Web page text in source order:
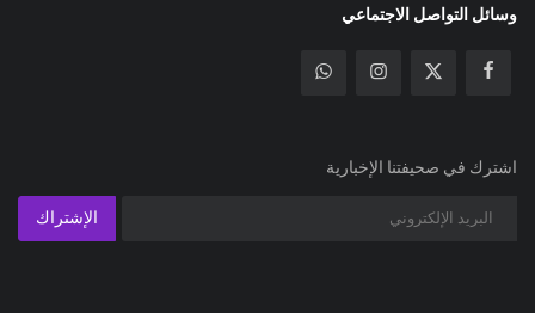
وسائل التواصل الاجتماعي
اشترك في صحيفتنا الإخبارية
الإشتراك